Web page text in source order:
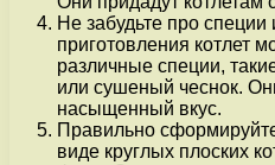
Не забудьте про
приготовления котлет
различные специи,
или сушеный чеснок.
насыщенный вкус.
Правильно
виде круглых плоских